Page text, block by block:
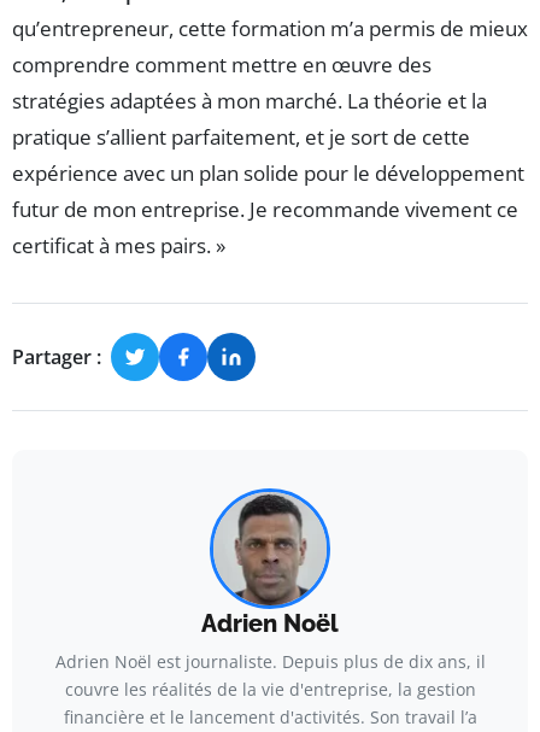
qu’entrepreneur, cette formation m’a permis de mieux
comprendre comment mettre en œuvre des
stratégies adaptées à mon marché. La théorie et la
pratique s’allient parfaitement, et je sort de cette
expérience avec un plan solide pour le développement
futur de mon entreprise. Je recommande vivement ce
certificat à mes pairs. »
Partager :
Adrien Noël
Adrien Noël est journaliste. Depuis plus de dix ans, il
couvre les réalités de la vie d'entreprise, la gestion
financière et le lancement d'activités. Son travail l’a